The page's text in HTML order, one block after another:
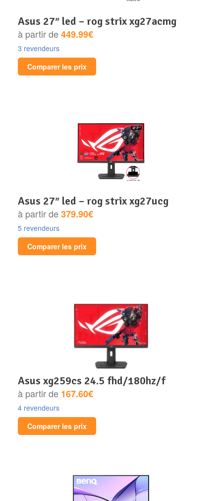
asus 27″ led – rog strix xg27acmg
à partir de449.99€
3 revendeurs
Comparer les prix
asus 27″ led – rog strix xg27ucg
à partir de379.90€
5 revendeurs
Comparer les prix
asus xg259cs 24.5 fhd/180hz/f
à partir de 167.60€
4 revendeurs
Comparer les prix